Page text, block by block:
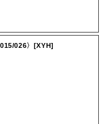
026〉[XYH]